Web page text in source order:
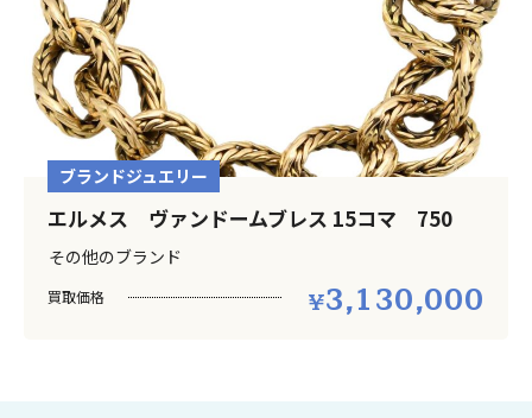
ブランドジュエリー
エルメス ヴァンドームブレス 15コマ 750
その他のブランド
買取価格 3,130,000